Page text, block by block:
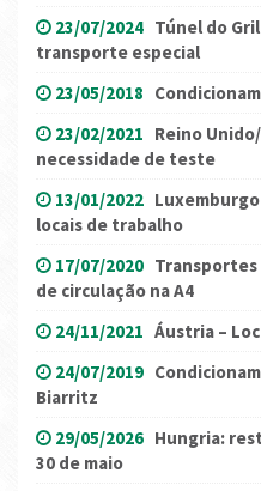
23/07/2024 Túnel do
transporte especial
23/05/2018
23/02/2021 Reino
necessidade de teste
13/01/2022
locais de trabalho
17/07/2020 Transportes
de circulação na A4
24/11/2021 Áustria –
24/07/2019
Biarritz
29/05/2026 Hungria:
30 de maio